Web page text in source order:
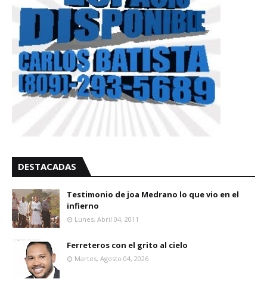
DESTACADAS
Testimonio de joa Medrano lo que vio en el
infierno
Lunes, Abril 04, 2011
Ferreteros con el grito al cielo
Martes, Agosto 04, 2026